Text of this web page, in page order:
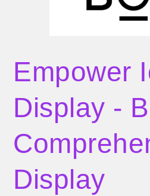
Empower
Display -
Display